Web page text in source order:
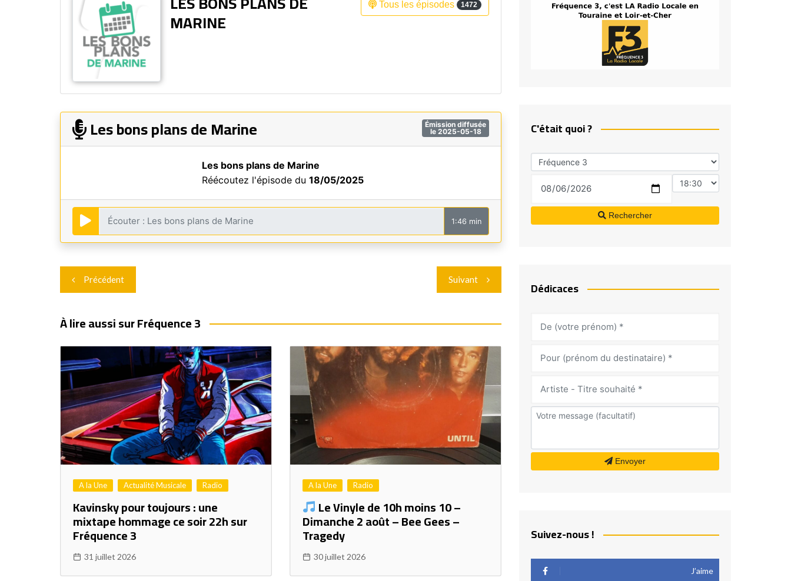
Fréquence 3 Urban
Tous les épisodes 1472
MARINE
Émission diffusée
le 2025-05-18
Les bons plans de Marine
Les bons plans de Marine
Réécoutez l'épisode du 18/05/2025
1:46 min
Navigation
de
l’article
Précédent Suivant
À lire aussi sur Fréquence 3
A la Une Actualité Musicale Radio
Kavinsky pour toujours : une
mixtape hommage ce soir 22h sur
Fréquence 3
31 juillet 2026
A la Une Radio
Le Vinyle de 10h moins 10 –
Dimanche 2 août – Bee Gees –
Tragedy
30 juillet 2026
C'était quoi ?
Rechercher
Dédicaces
Envoyer
Suivez-nous !
J’aime